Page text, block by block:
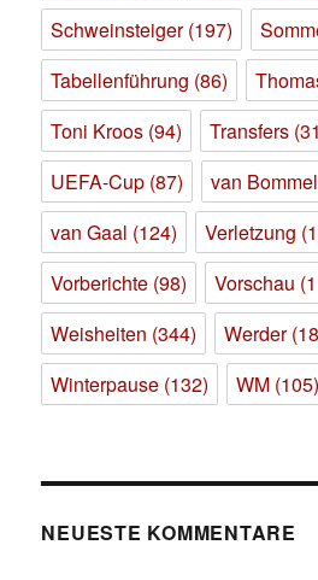
Schweinsteiger(197)
Tabellenführung (86)
Toni Kroos (94) Transfers
UEFA-Cup (87) van Bommel
van Gaal (124) Verletzung
Vorberichte (98) Vorschau
Weisheiten (344) Werder
Winterpause (132) WM (105)
NEUESTE KOMMENTARE